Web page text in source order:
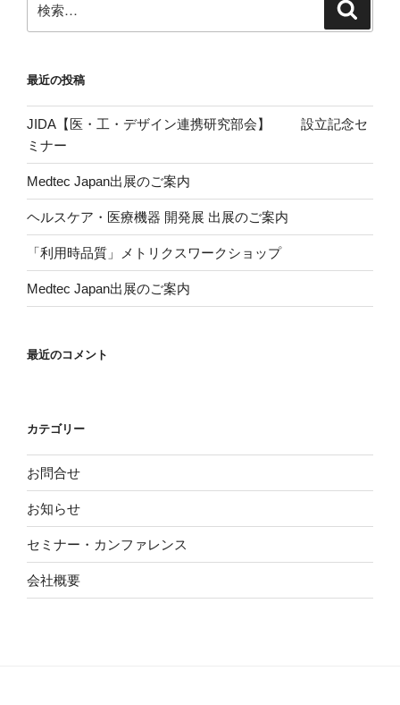
最近の投稿
JIDA【医・工・デザイン連携研究部会】 設立記念セ
ミナー
Medtec Japan出展のご案内
ヘルスケア・医療機器 開発展 出展のご案内
「利用時品質」メトリクスワークショップ
Medtec Japan出展のご案内
最近のコメント
カテゴリー
お問合せ
お知らせ
セミナー・カンファレンス
会社概要